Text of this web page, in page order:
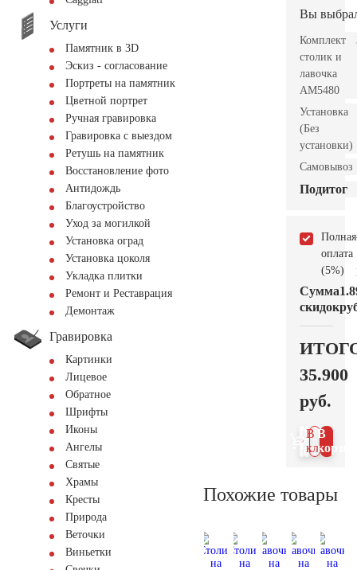
Услуги
Памятник в 3D
Эскиз - согласование
Портреты на памятник
Цветной портрет
Ручная гравировка
Гравировка с выездом
Ретушь на памятник
Восстановление фото
Антидождь
Благоустройство
Уход за могилкой
Установка оград
Установка цоколя
Укладка плитки
Ремонт и Реставрация
Демонтаж
Гравировка
Картинки
Лицевое
Обратное
Шрифты
Иконы
Ангелы
Святые
Храмы
Кресты
Природа
Веточки
Виньетки
Вы
Комплект
столик и
лавочка
AM5480
Установка
(Без
установки)
Самовывоз
Подитог
Полная
оплата
(5%)
Сумма
скидок
35.900
руб.
В
В 1
клик
Похожие товары